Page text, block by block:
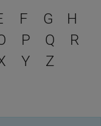
una letra
F G
H
P Q
R
Y Z